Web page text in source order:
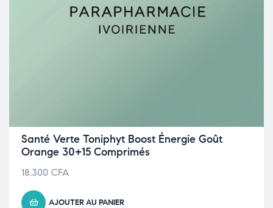
Santé Verte Toniphyt Boost Énergie Goût
Orange 30+15 Comprimés
18.300 CFA
AJOUTER AU PANIER